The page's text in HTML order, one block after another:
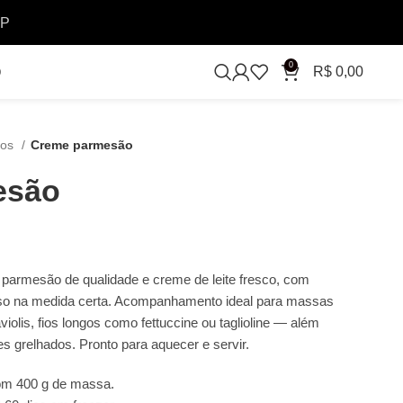
0 R$ 0,00
Creme parmesão
de qualidade e creme de leite fresco, com
na medida certa. Acompanhamento ideal para massas
fios longos como fettuccine ou taglioline — além
grelhados. Pronto para aquecer e servir.
400 g de massa.